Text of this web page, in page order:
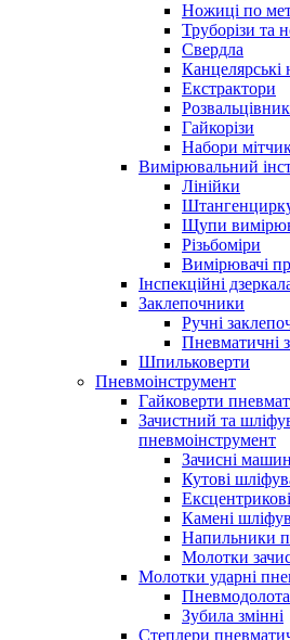
Ножиці по
Труборізи та
Свердла
Канцелярські
Екстрактори
Гайкорізи
Набори
Вимірювальний
Лінійки
Щупи
Різьбоміри
Вимірювачі
Інспекційні
Заклепочники
Ручні
Пневматичні
Шпильковерти
Пневмоінструмент
Гайковерти
Зачистний та
пневмоінструмент
Зачисні
Кутові
Камені
Напильники
Молотки
Молотки ударні
Пневмодолота
Зубила змінні
Степлери